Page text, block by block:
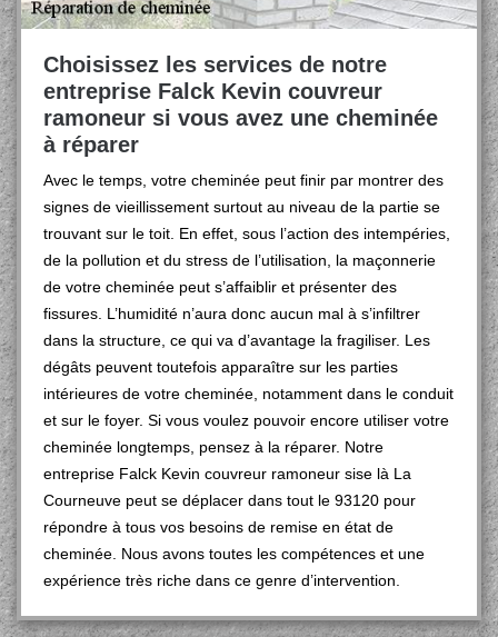
Choisissez les services de notre
entreprise Falck Kevin couvreur
ramoneur si vous avez une cheminée
à réparer
Avec le temps, votre cheminée peut finir par montrer des
signes de vieillissement surtout au niveau de la partie se
trouvant sur le toit. En effet, sous l’action des intempéries,
de la pollution et du stress de l’utilisation, la maçonnerie
de votre cheminée peut s’affaiblir et présenter des
fissures. L’humidité n’aura donc aucun mal à s’infiltrer
dans la structure, ce qui va d’avantage la fragiliser. Les
dégâts peuvent toutefois apparaître sur les parties
intérieures de votre cheminée, notamment dans le conduit
et sur le foyer. Si vous voulez pouvoir encore utiliser votre
cheminée longtemps, pensez à la réparer. Notre
entreprise Falck Kevin couvreur ramoneur sise là La
Courneuve peut se déplacer dans tout le 93120 pour
répondre à tous vos besoins de remise en état de
cheminée. Nous avons toutes les compétences et une
expérience très riche dans ce genre d’intervention.